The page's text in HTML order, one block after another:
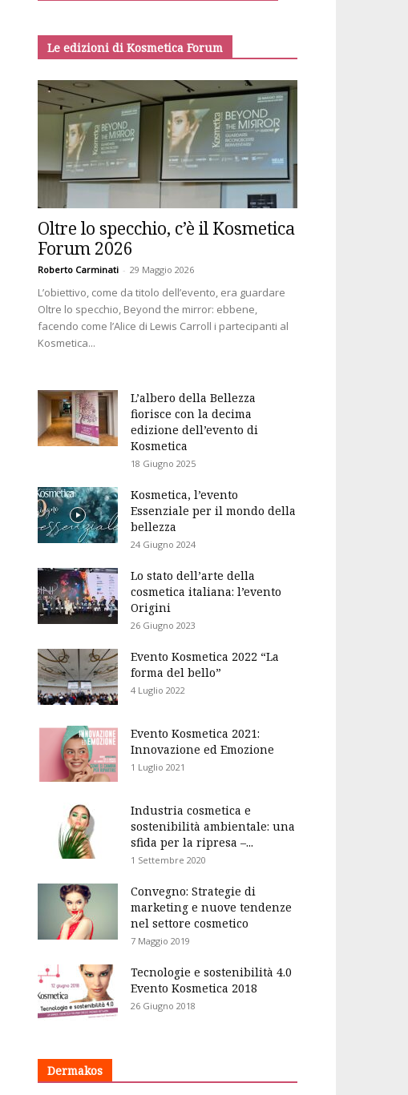
Le edizioni di Kosmetica Forum
Oltre lo specchio, c’è il Kosmetica
Forum 2026
Roberto Carminati - 29 Maggio 2026
L’obiettivo, come da titolo dell’evento, era guardare
Oltre lo specchio, Beyond the mirror: ebbene,
facendo come l’Alice di Lewis Carroll i partecipanti al
Kosmetica...
L’albero della Bellezza
fiorisce con la decima
edizione dell’evento di
Kosmetica
18 Giugno 2025
Kosmetica, l’evento
Essenziale per il mondo della
bellezza
24 Giugno 2024
Lo stato dell’arte della
cosmetica italiana: l’evento
Origini
26 Giugno 2023
Evento Kosmetica 2022 “La
forma del bello”
4 Luglio 2022
Evento Kosmetica 2021:
Innovazione ed Emozione
1 Luglio 2021
Industria cosmetica e
sostenibilità ambientale: una
sfida per la ripresa –...
1 Settembre 2020
Convegno: Strategie di
marketing e nuove tendenze
nel settore cosmetico
7 Maggio 2019
Tecnologie e sostenibilità 4.0
Evento Kosmetica 2018
26 Giugno 2018
Dermakos